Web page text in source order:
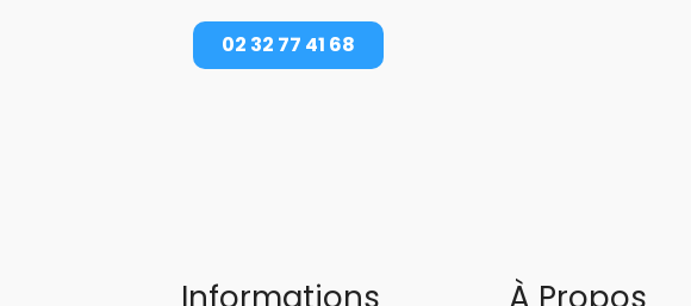
02 32 77 41 68